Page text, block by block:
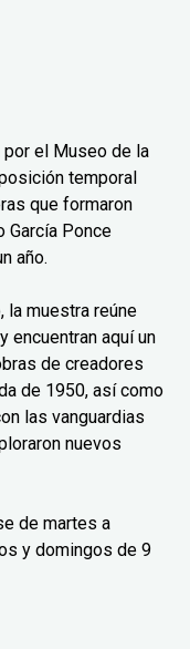
por el Museo de la
temporal
que formaron
García Ponce
año.
la muestra reúne
encuentran aquí un
de creadores
de 1950, así como
las vanguardias
nuevos
de martes a
y domingos de 9